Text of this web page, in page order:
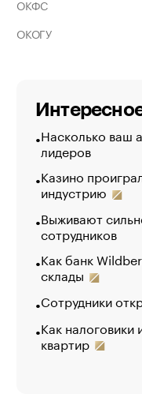
ОКФС
ОКОГУ
Насколько ваш
лидеров
Казино
индустрию
Выживают
сотрудников
Как банк
склады
Сотрудники
Как
квартир